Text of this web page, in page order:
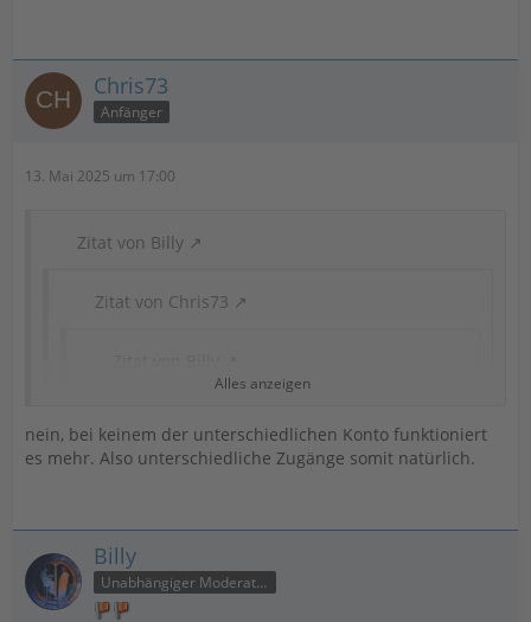
Chris73
Anfänger
13. Mai 2025 um 17:00
Zitat von Billy
Zitat von Chris73
Test in einer neuen leeren Datenbank?
ja, auf einem neuen Rechner die Software neu
Verstehe ich Dich richtig: nur bei Dir geht der
Depotzugang nicht, aber bei Deiner Frau und Kinder
Alles anzeigen
nein, bei keinem der unterschiedlichen Konto funktioniert
es mehr. Also unterschiedliche Zugänge somit natürlich.
Billy
Unabhängiger Moderator